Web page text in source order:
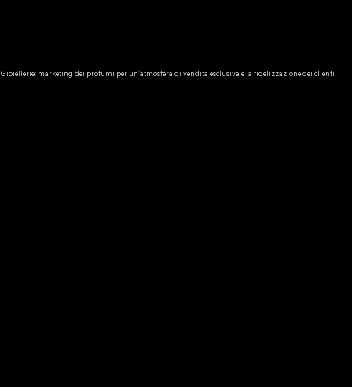
Gioiellerie: marketing dei profumi per un'atmosfera di vendita esclusiva e la fidelizzazione dei clienti